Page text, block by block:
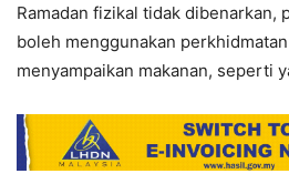
Ramadan fizikal tidak dibenarkan,
boleh menggunakan
menyampaikan makanan, seperti